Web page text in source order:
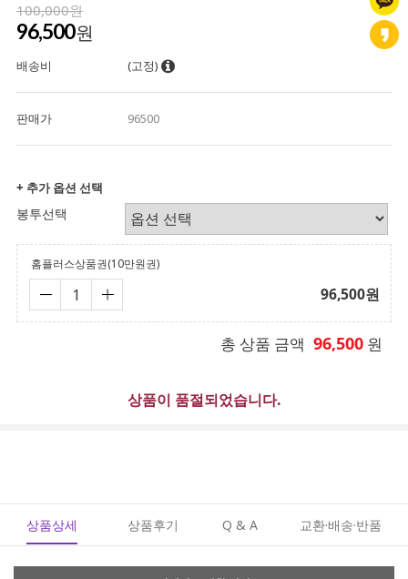
100,000원
96,500원
배송비 (고정)
판매가 96500
+ 추가 옵션 선택
봉투선택
홈플러스상품권(10만원권)
96,500원
총 상품 금액 96,500 원
상품이 품절되었습니다.
상품상세 상품후기 Q & A 교환·배송·반품